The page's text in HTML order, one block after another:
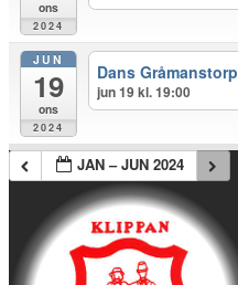
ons
2024
JUN
19
ons
2024
Dans Gråmanstorp
jun 19 kl. 19:00
JAN – JUN 2024